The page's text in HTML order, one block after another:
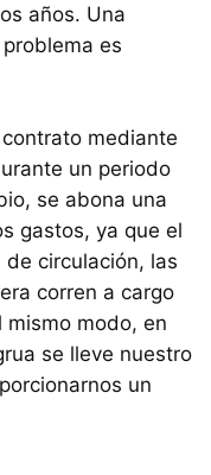
años. Una
es
mediante
un periodo
se abona una
gastos, ya que el
circulación, las
corren a cargo
modo, en
se lleve nuestro
un